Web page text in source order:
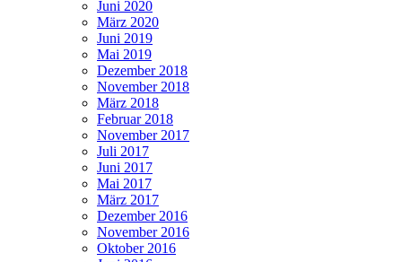
Juni 2020
März 2020
Juni 2019
Mai 2019
Dezember 2018
November 2018
März 2018
Februar 2018
November 2017
Juli 2017
Juni 2017
Mai 2017
März 2017
Dezember 2016
November 2016
Oktober 2016